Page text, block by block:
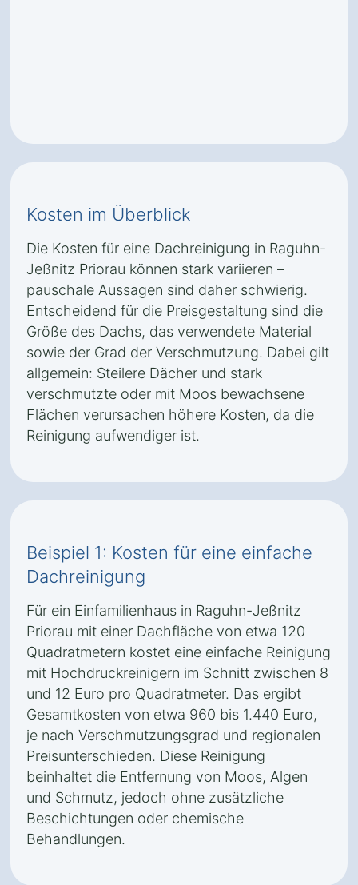
Kosten im Überblick
Die Kosten für eine Dachreinigung in Raguhn-
Jeßnitz Priorau können stark variieren –
pauschale Aussagen sind daher schwierig.
Entscheidend für die Preisgestaltung sind die
Größe des Dachs, das verwendete Material
sowie der Grad der Verschmutzung. Dabei gilt
allgemein: Steilere Dächer und stark
verschmutzte oder mit Moos bewachsene
Flächen verursachen höhere Kosten, da die
Reinigung aufwendiger ist.
Beispiel 1: Kosten für eine einfache
Dachreinigung
Für ein Einfamilienhaus in Raguhn-Jeßnitz
Priorau mit einer Dachfläche von etwa 120
Quadratmetern kostet eine einfache Reinigung
mit Hochdruckreinigern im Schnitt zwischen 8
und 12 Euro pro Quadratmeter. Das ergibt
Gesamtkosten von etwa 960 bis 1.440 Euro,
je nach Verschmutzungsgrad und regionalen
Preisunterschieden. Diese Reinigung
beinhaltet die Entfernung von Moos, Algen
und Schmutz, jedoch ohne zusätzliche
Beschichtungen oder chemische
Behandlungen.